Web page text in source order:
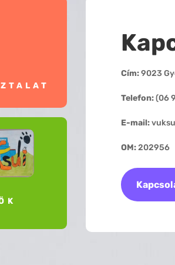
Cím:9023
Telefon:(06
E-mail:
OM:202956